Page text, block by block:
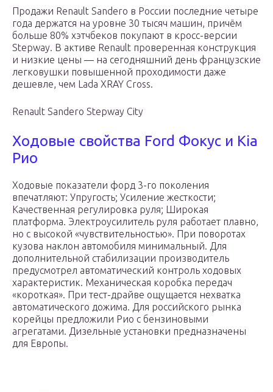
Продажи Renault Sandero в России последние четыре
года держатся на уровне 30 тысяч машин, причём
больше 80% хэтчбеков покупают в кросс-версии
Stepway. В активе Renault проверенная конструкция
и низкие цены — на сегодняшний день французские
легковушки повышенной проходимости даже
дешевле, чем Lada XRAY Cross.
Renault Sandero Stepway City
Ходовые свойства Ford Фокус и Kia
Рио
Ходовые показатели форд 3-го поколения
впечатляют: Упругость; Усиление жесткости;
Качественная регулировка руля; Широкая
платформа. Электроусилитель руля работает плавно,
но с высокой «чувствительностью». При поворотах
кузова наклон автомобиля минимальный. Для
дополнительной стабилизации производитель
предусмотрел автоматический контроль ходовых
характеристик. Механическая коробка передач
«короткая». При тест-драйве ощущается нехватка
автоматического дожима. Для российского рынка
корейцы предложили Рио с бензиновыми
агрегатами. Дизельные установки предназначены
для Европы.